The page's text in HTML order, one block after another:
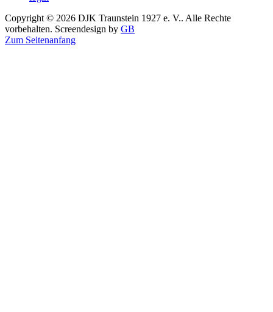
Copyright © 2026 DJK Traunstein 1927 e. V.. Alle Rechte
vorbehalten. Screendesign by GB
Zum Seitenanfang